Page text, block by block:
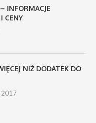
INFORMACJE
CENY
NIŻ DODATEK DO
2017